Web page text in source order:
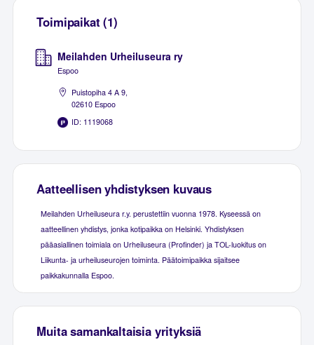
Toimipaikat (1)
Meilahden Urheiluseura ry
Espoo
Puistopiha 4 A 9,
02610 Espoo
ID: 1119068
Aatteellisen yhdistyksen kuvaus
Meilahden Urheiluseura r.y. perustettiin vuonna 1978. Kyseessä on
aatteellinen yhdistys, jonka kotipaikka on Helsinki. Yhdistyksen
pääasiallinen toimiala on Urheiluseura (Profinder) ja TOL-luokitus on
Liikunta- ja urheiluseurojen toiminta. Päätoimipaikka sijaitsee
paikkakunnalla Espoo.
Muita samankaltaisia yrityksiä